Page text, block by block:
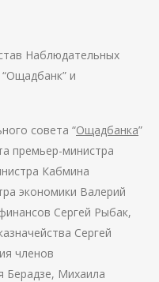
Наблюдательных
и
совета “Ощадбанка”
премьер-министра
Кабмина
экономики Валерий
Сергей Рыбак,
Сергей
членов
Берадзе, Михаила